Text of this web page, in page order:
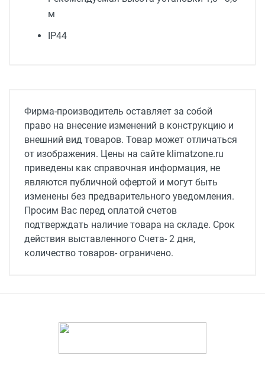
м
IP44
2.5
Мощность электрического нагревателя, кВт
1.5
Габариты, мм
500x169x77
Класс защиты
IP44
Фирма-производитель оставляет за собой
право на внесение изменений в конструкцию и
внешний вид товаров. Товар может отличаться
от изображения. Цены на сайте klimatzone.ru
приведены как справочная информация, не
являются публичной офертой и могут быть
изменены без предварительного уведомления.
Просим Вас перед оплатой счетов
подтверждать наличие товара на складе. Срок
действия выставленного Счета- 2 дня,
количество товаров- ограничено.